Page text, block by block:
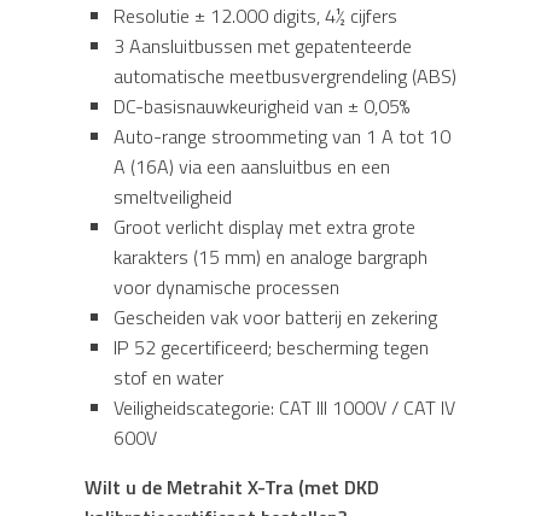
Resolutie ± 12.000 digits, 4½ cijfers
3 Aansluitbussen met gepatenteerde
automatische meetbusvergrendeling (ABS)
DC-basisnauwkeurigheid van ± 0,05%
Auto-range stroommeting van 1 A tot 10
A (16A) via een aansluitbus en een
smeltveiligheid
Groot verlicht display met extra grote
karakters (15 mm) en analoge bargraph
voor dynamische processen
Gescheiden vak voor batterij en zekering
IP 52 gecertificeerd; bescherming tegen
stof en water
Veiligheidscategorie: CAT III 1000V / CAT IV
600V
Wilt u de Metrahit X-Tra (met DKD